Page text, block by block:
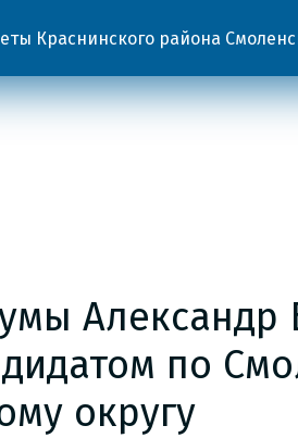
Краснинского района
Александр
по
округу